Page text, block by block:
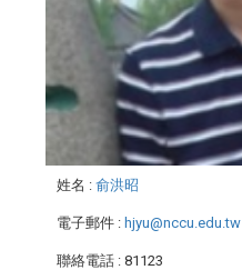
姓名 : 俞洪昭
電子郵件 : hjyu@nccu.edu.tw
聯絡電話 : 81123